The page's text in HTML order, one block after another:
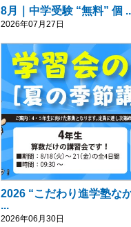
8月｜中学受験 “無料” 個
2026年07月27日
2026 “こだわり進学塾な
...
2026年06月30日